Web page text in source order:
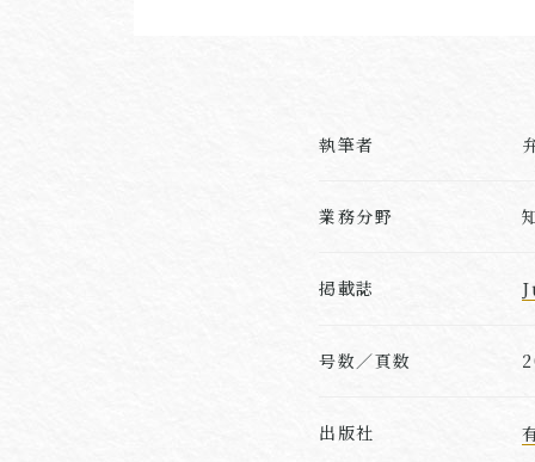
執筆者
業務分野
掲載誌
号数／頁数
出版社